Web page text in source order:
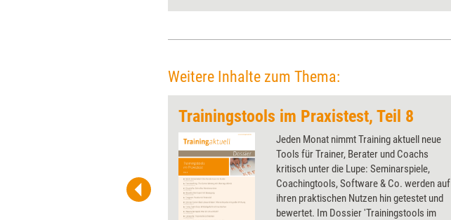
Prozesse sprechen können.
Weitere Inhalte zum Thema:
Trainingstools im Praxistest, Teil 8
Jeden Monat nimmt Training aktuell neue
Tools für Trainer, Berater und Coachs
kritisch unter die Lupe: Seminarspiele,
Coachingtools, Software & Co. werden auf
ihren praktischen Nutzen hin getestet und
bewertet. Im Dossier 'Trainingstools im